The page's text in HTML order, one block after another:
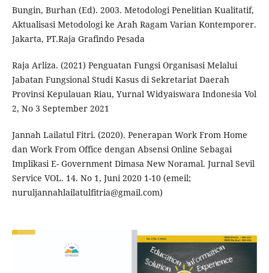
Bungin, Burhan (Ed). 2003. Metodologi Penelitian Kualitatif,
Aktualisasi Metodologi ke Arah Ragam Varian Kontemporer.
Jakarta, PT.Raja Grafindo Pesada
Raja Arliza. (2021) Penguatan Fungsi Organisasi Melalui
Jabatan Fungsional Studi Kasus di Sekretariat Daerah
Provinsi Kepulauan Riau, Yurnal Widyaiswara Indonesia Vol
2, No 3 September 2021
Jannah Lailatul Fitri. (2020). Penerapan Work From Home
dan Work From Office dengan Absensi Online Sebagai
Implikasi E- Government Dimasa New Noramal. Jurnal Sevil
Service VOL. 14. No 1, Juni 2020 1-10 (emeil;
nuruljannahlailatulfitria@gmail.com)